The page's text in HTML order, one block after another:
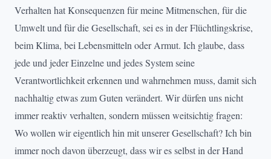
Verhalten hat Konsequenzen für meine Mitmenschen, für die
Umwelt und für die Gesellschaft, sei es in der Flüchtlingskrise,
beim Klima, bei Lebensmitteln oder Armut. Ich glaube, dass
jede und jeder Einzelne und jedes System seine
Verantwortlichkeit erkennen und wahrnehmen muss, damit sich
nachhaltig etwas zum Guten verändert. Wir dürfen uns nicht
immer reaktiv verhalten, sondern müssen weitsichtig fragen:
Wo wollen wir eigentlich hin mit unserer Gesellschaft? Ich bin
immer noch davon überzeugt, dass wir es selbst in der Hand